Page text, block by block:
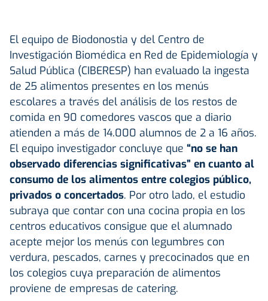
El equipo de Biodonostia y del Centro de
Investigación Biomédica en Red de Epidemiología y
Salud Pública (CIBERESP) han evaluado la ingesta
de 25 alimentos presentes en los menús
escolares a través del análisis de los restos de
comida en 90 comedores vascos que a diario
atienden a más de 14.000 alumnos de 2 a 16 años.
El equipo investigador concluye que “no se han
observado diferencias significativas” en cuanto al
consumo de los alimentos entre colegios público,
privados o concertados. Por otro lado, el estudio
subraya que contar con una cocina propia en los
centros educativos consigue que el alumnado
acepte mejor los menús con legumbres con
verdura, pescados, carnes y precocinados que en
los colegios cuya preparación de alimentos
proviene de empresas de catering.